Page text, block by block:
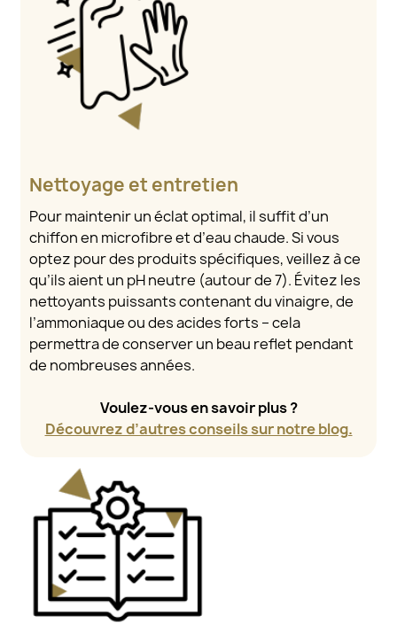
Nettoyage et entretien
Pour maintenir un éclat optimal, il suffit d’un
chiffon en microfibre et d’eau chaude. Si vous
optez pour des produits spécifiques, veillez à ce
qu’ils aient un pH neutre (autour de 7). Évitez les
nettoyants puissants contenant du vinaigre, de
l’ammoniaque ou des acides forts – cela
permettra de conserver un beau reflet pendant
de nombreuses années.
Voulez-vous en savoir plus ?
Découvrez d’autres conseils sur notre blog.